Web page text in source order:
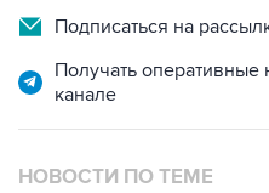
Подписаться на
Получать
канале
НОВОСТИ ПО ТЕМЕ